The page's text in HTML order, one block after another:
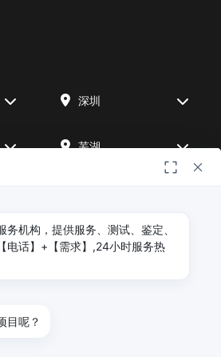
深圳
芜湖
武汉
检测
机构，提供服务、测试、鉴定、
电话】+【需求】,24小时服务热
目呢？